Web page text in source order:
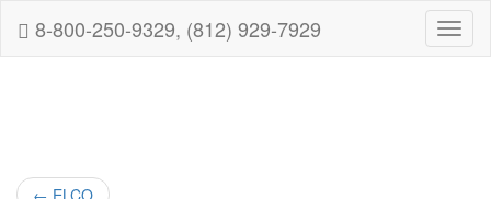
8-800-250-9329, (812) 929-7929
← ELCO